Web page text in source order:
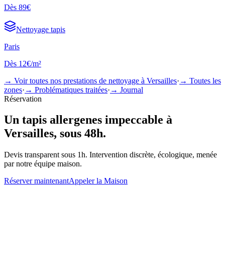
Dès 89€
Nettoyage tapis
Paris
Dès 12€/m²
→ Voir toutes nos prestations de nettoyage à Versailles· → Toutes les
zones· → Problématiques traitées· → Journal
Réservation
Un tapis allergenes impeccable à
Versailles, sous 48h.
Devis transparent sous 1h. Intervention discrète, écologique, menée
par notre équipe maison.
Réserver maintenantAppeler la Maison